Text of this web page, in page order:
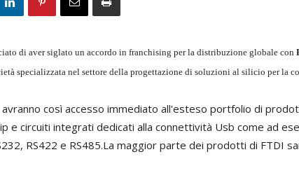
di aver siglato un accordo in franchising per la distribuzione globale con
specializzata nel settore della progettazione di soluzioni al silicio per la
avranno così accesso immediato all'esteso portfolio di
e circuiti integrati dedicati alla connettività Usb come ad
RS422 e RS485.La maggior parte dei prodotti di FTDI